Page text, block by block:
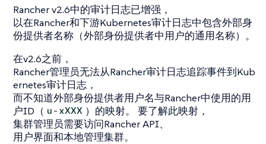
Rancher v2.6中的审计日志已增强，
以在Rancher和下游Kubernetes审计日志中包含外部身
份提供者名称（外部身份提供者中用户的通用名称）。
在v2.6之前，
Rancher管理员无法从Rancher审计日志追踪事件到Kub
ernetes审计日志，
而不知道外部身份提供者用户名与Rancher中使用的用
户ID（ u-xXXX ）的映射。 要了解此映射，
集群管理员需要访问Rancher API、
用户界面和本地管理集群。